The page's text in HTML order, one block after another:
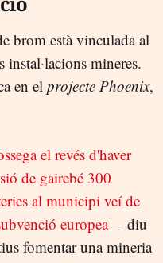
brom està vinculada al
mineres.
en el projecte Phoenix,
el revés d'haver
de gairebé 300
al municipi veí de
europea— diu
fomentar una mineria